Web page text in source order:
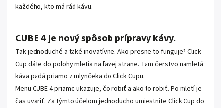
každého, kto má rád kávu.
CUBE 4 je nový spôsob prípravy kávy.
Tak jednoduché a také inovatívne. Ako presne to funguje? Click
Cup dáte do polohy mletia na ľavej strane. Tam čerstvo namletá
káva padá priamo z mlynčeka do Click Cupu.
Menu CUBE 4 priamo ukazuje, čo robiť a ako to robiť. Po mletí je
čas uvariť. Za týmto účelom jednoducho umiestnite Click Cup do